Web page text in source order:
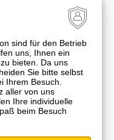
die
Hause.
zu uns
zu Hause.
sind für den Betrieb
uns, Ihnen ein
bieten. Da uns
Sie bitte selbst
Ihrem Besuch.
aller von uns
Ihre individuelle
beim Besuch